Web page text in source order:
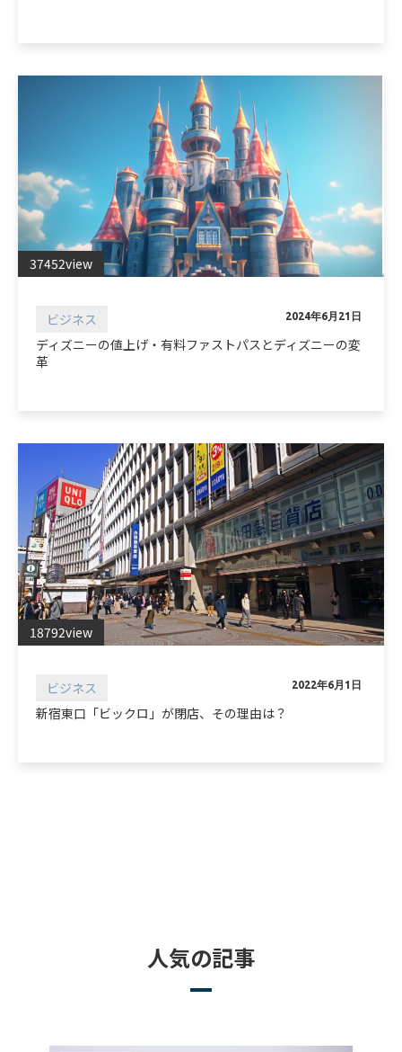
37452view
ビジネス 2024年6月21日
ディズニーの値上げ・有料ファストパスとディズニーの変
革
18792view
ビジネス 2022年6月1日
新宿東口「ビックロ」が閉店、その理由は？
人気の記事